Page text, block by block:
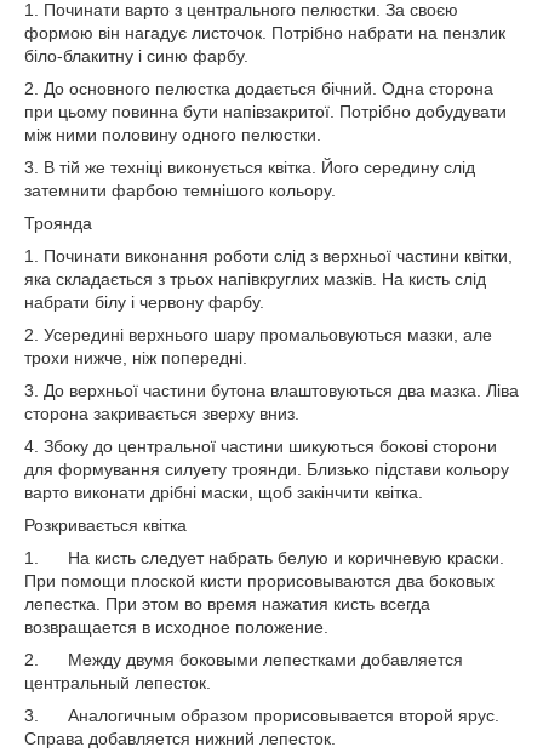
1. Починати варто з центрального пелюстки. За своєю
формою він нагадує листочок. Потрібно набрати на пензлик
біло-блакитну і синю фарбу.
2. До основного пелюстка додається бічний. Одна сторона
при цьому повинна бути напівзакритої. Потрібно добудувати
між ними половину одного пелюстки.
3. В тій же техніці виконується квітка. Його середину слід
затемнити фарбою темнішого кольору.
Троянда
1. Починати виконання роботи слід з верхньої частини квітки,
яка складається з трьох напівкруглих мазків. На кисть слід
набрати білу і червону фарбу.
2. Усередині верхнього шару промальовуються мазки, але
трохи нижче, ніж попередні.
3. До верхньої частини бутона влаштовуються два мазка. Ліва
сторона закривається зверху вниз.
4. Збоку до центральної частини шикуються бокові сторони
для формування силуету троянди. Близько підстави кольору
варто виконати дрібні маски, щоб закінчити квітка.
Розкривається квітка
1. На кисть следует набрать белую и коричневую краски.
При помощи плоской кисти прорисовываются два боковых
лепестка. При этом во время нажатия кисть всегда
возвращается в исходное положение.
2. Между двумя боковыми лепестками добавляется
центральный лепесток.
3. Аналогичным образом прорисовывается второй ярус.
Справа добавляется нижний лепесток.